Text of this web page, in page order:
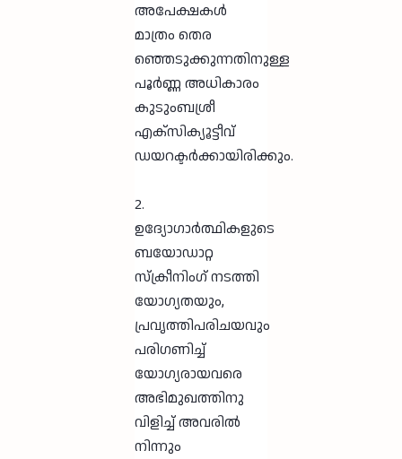
അപേക്ഷകൾ
മാത്രം തെര
ഞ്ഞെടുക്കുന്നതിനുള്ള
പൂർണ്ണ അധികാരം
കുടുംബശ്രീ
എക്സിക്യൂട്ടീവ്
ഡയറക്ടർക്കായിരിക്കും.
2.
ഉദ്യോഗാർത്ഥികളുടെ
ബയോഡാറ്റ
സ്ക്രീനിംഗ് നടത്തി
യോഗ്യതയും,
പ്രവൃത്തിപരിചയവും
പരിഗണിച്ച്
യോഗ്യരായവരെ
അഭിമുഖത്തിനു
വിളിച്ച് അവരിൽ
നിന്നും